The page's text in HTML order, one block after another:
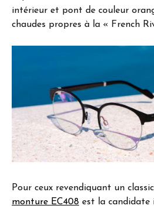
intérieur et pont de couleur
chaudes propres à la « French
Pour ceux revendiquant un
monture EC408 est la candidate